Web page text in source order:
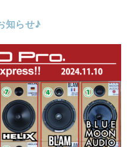
知らせ♪